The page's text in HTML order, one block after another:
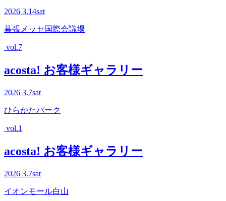
2026 3.14sat
幕張メッセ国際会議場
vol.7
acosta! お客様ギャラリー
2026 3.7sat
ひらかたパーク
vol.1
acosta! お客様ギャラリー
2026 3.7sat
イオンモール白山